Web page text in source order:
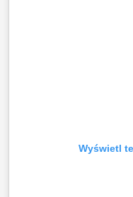
Wyświetl